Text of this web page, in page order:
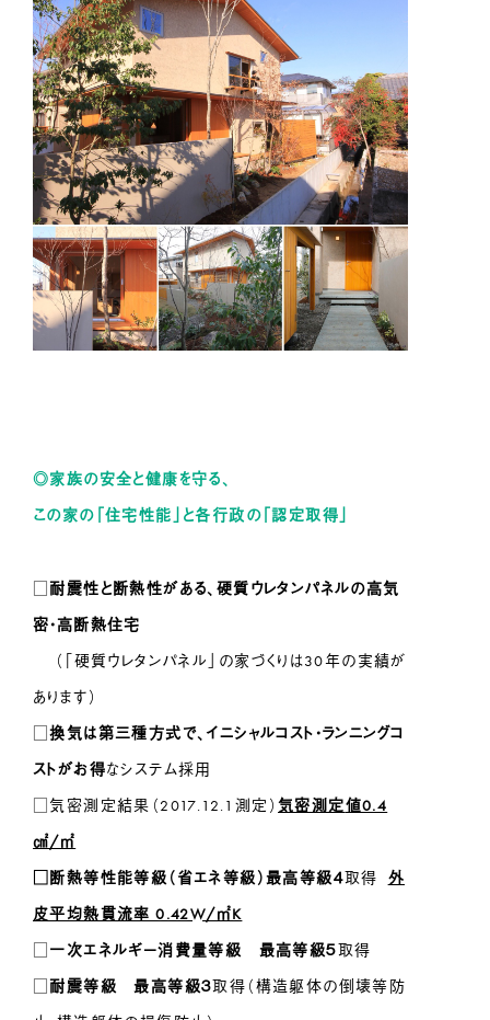
◎家族の安全と健康を守る、
この家の「住宅性能」と各行政の「認定取得」
□耐震性と断熱性がある、硬質ウレタンパネルの高気
密・高断熱住宅
（「硬質ウレタンパネル」の家づくりは30年の実績が
あります）
□換気は第三種方式で、イニシャルコスト・ランニングコ
ストがお得なシステム採用
□気密測定結果（2017.12.1測定） 気密測定値0.4
㎠/㎡
□断熱等性能等級（省エネ等級）最高等級４取得 外
皮平均熱貫流率 0.42W/㎡K
□ 一次エネルギー消費量等級 最高等級５取得
□耐震等級 最高等級３取得（構造躯体の倒壊等防